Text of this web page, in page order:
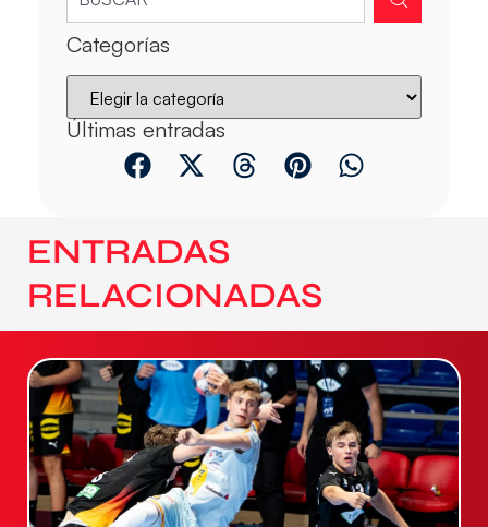
Categorías
Últimas entradas
ENTRADAS
RELACIONADAS